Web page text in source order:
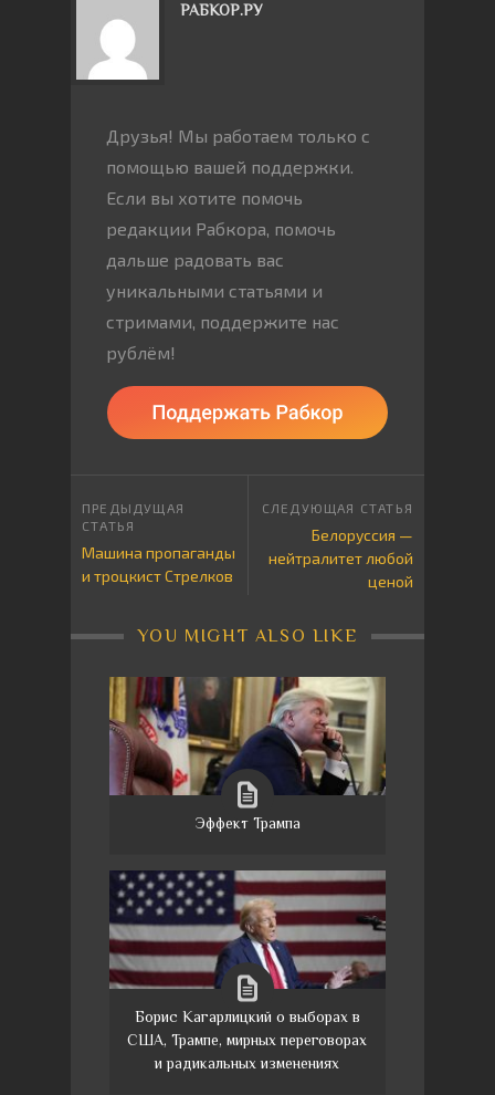
РАБКОР.РУ
Друзья! Мы работаем только с
помощью вашей поддержки.
Если вы хотите помочь
редакции Рабкора, помочь
дальше радовать вас
уникальными статьями и
стримами, поддержите нас
рублём!
Машина пропаганды
и троцкист Стрелков
Белоруссия —
нейтралитет любой
ценой
YOU MIGHT ALSO LIKE
Эффект Трампа
Борис Кагарлицкий о выборах в
США, Трампе, мирных переговорах
и радикальных изменениях